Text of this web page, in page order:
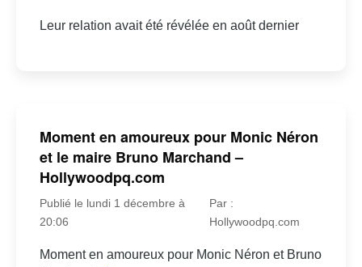
Leur relation avait été révélée en août dernier
Moment en amoureux pour Monic Néron
et le maire Bruno Marchand –
Hollywoodpq.com
Publié le lundi 1 décembre à
20:06
Par :
Hollywoodpq.com
Moment en amoureux pour Monic Néron et Bruno